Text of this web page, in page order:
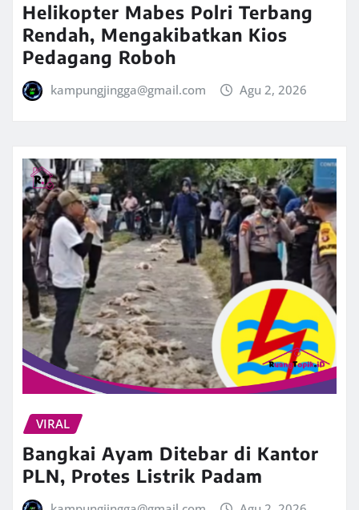
Helikopter Mabes Polri Terbang
Rendah, Mengakibatkan Kios
Pedagang Roboh
kampungjingga@gmail.com Agu 2, 2026
VIRAL
Bangkai Ayam Ditebar di Kantor
PLN, Protes Listrik Padam